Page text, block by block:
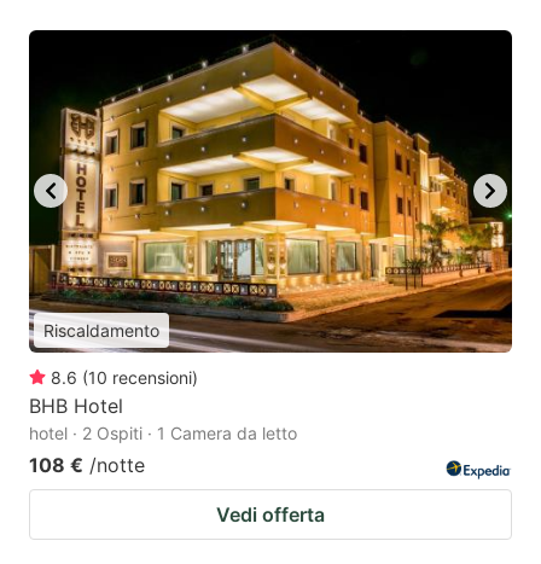
Riscaldamento
8.6 (10 recensioni)
BHB Hotel
hotel · 2 Ospiti · 1 Camera da letto
108 € /notte
Vedi offerta